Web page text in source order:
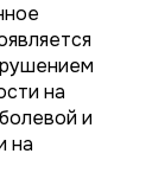
на
и
на